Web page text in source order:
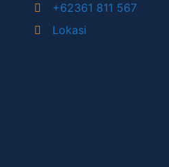
+62361 811 567
Lokasi